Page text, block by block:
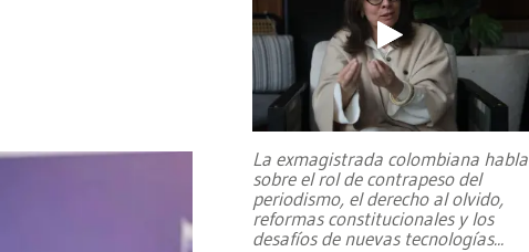
La exmagistrada colombiana habla
sobre el rol de contrapeso del
periodismo, el derecho al olvido,
reformas constitucionales y los
desafíos de nuevas tecnologías...